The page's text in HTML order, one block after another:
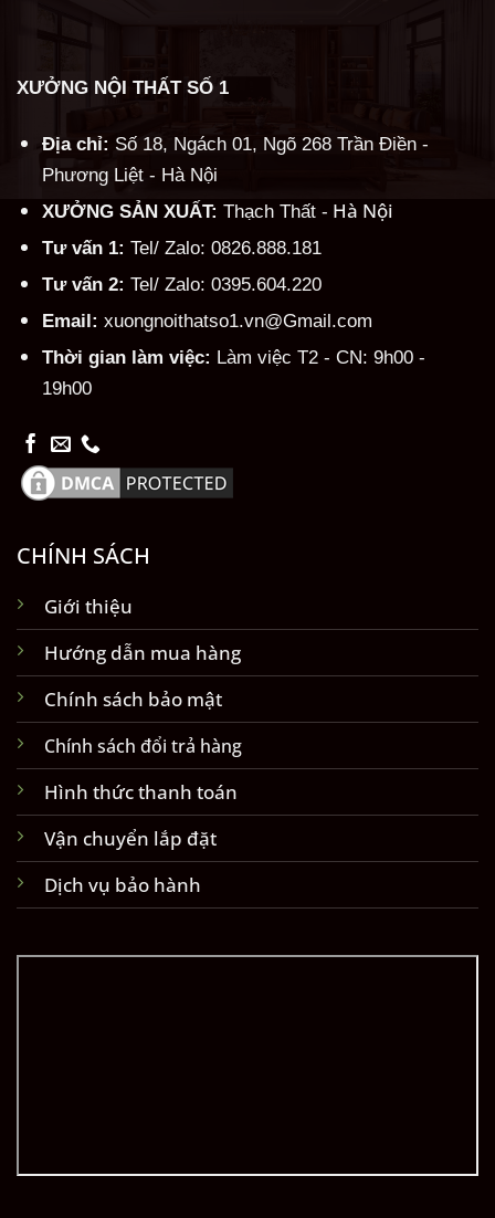
XƯỞNG NỘI THẤT SỐ 1
Địa chỉ: Số 18, Ngách 01, Ngõ 268 Trần Điền -
Phương Liệt - Hà Nội
XƯỞNG SẢN XUẤT: Thạch Thất - Hà Nội
Tư vấn 1: Tel/ Zalo: 0826.888.181
Tư vấn 2: Tel/ Zalo: 0395.604.220
Email: xuongnoithatso1.vn@Gmail.com
Thời gian làm việc: Làm việc T2 - CN: 9h00 -
19h00
CHÍNH SÁCH
Giới thiệu
Hướng dẫn mua hàng
Chính sách bảo mật
Chính sách đổi trả hàng
Hình thức thanh toán
Vận chuyển lắp đặt
Dịch vụ bảo hành